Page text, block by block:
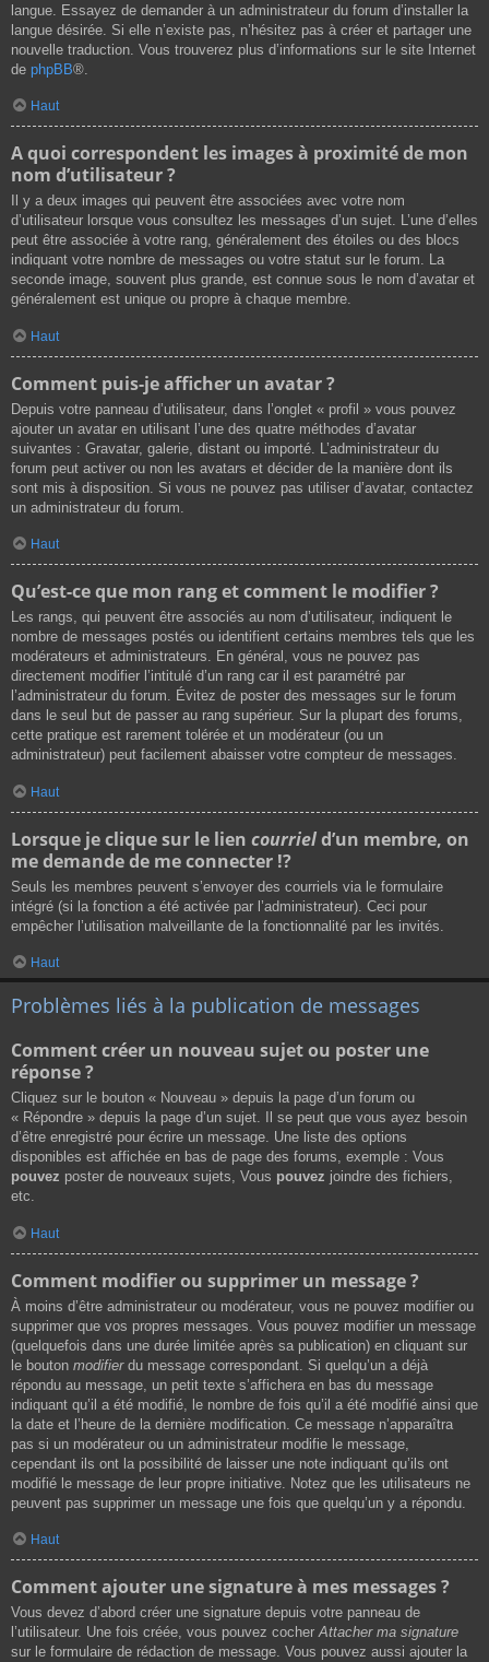
langue. Essayez de demander à un administrateur du forum d’installer la
langue désirée. Si elle n’existe pas, n’hésitez pas à créer et partager une
nouvelle traduction. Vous trouverez plus d’informations sur le site Internet
de phpBB®.
Haut
A quoi correspondent les images à proximité de mon
nom d’utilisateur ?
Il y a deux images qui peuvent être associées avec votre nom
d’utilisateur lorsque vous consultez les messages d’un sujet. L’une d’elles
peut être associée à votre rang, généralement des étoiles ou des blocs
indiquant votre nombre de messages ou votre statut sur le forum. La
seconde image, souvent plus grande, est connue sous le nom d’avatar et
généralement est unique ou propre à chaque membre.
Haut
Comment puis-je afficher un avatar ?
Depuis votre panneau d’utilisateur, dans l’onglet « profil » vous pouvez
ajouter un avatar en utilisant l’une des quatre méthodes d’avatar
suivantes : Gravatar, galerie, distant ou importé. L’administrateur du
forum peut activer ou non les avatars et décider de la manière dont ils
sont mis à disposition. Si vous ne pouvez pas utiliser d’avatar, contactez
un administrateur du forum.
Haut
Qu’est-ce que mon rang et comment le modifier ?
Les rangs, qui peuvent être associés au nom d’utilisateur, indiquent le
nombre de messages postés ou identifient certains membres tels que les
modérateurs et administrateurs. En général, vous ne pouvez pas
directement modifier l’intitulé d’un rang car il est paramétré par
l’administrateur du forum. Évitez de poster des messages sur le forum
dans le seul but de passer au rang supérieur. Sur la plupart des forums,
cette pratique est rarement tolérée et un modérateur (ou un
administrateur) peut facilement abaisser votre compteur de messages.
Haut
Lorsque je clique sur le lien courrield’un membre, on
me demande de me connecter !?
Seuls les membres peuvent s’envoyer des courriels via le formulaire
intégré (si la fonction a été activée par l’administrateur). Ceci pour
empêcher l’utilisation malveillante de la fonctionnalité par les invités.
Haut
Problèmes liés à la publication de messages
Comment créer un nouveau sujet ou poster une
réponse ?
Cliquez sur le bouton « Nouveau » depuis la page d’un forum ou
« Répondre » depuis la page d’un sujet. Il se peut que vous ayez besoin
d’être enregistré pour écrire un message. Une liste des options
disponibles est affichée en bas de page des forums, exemple : Vous
pouvez poster de nouveaux sujets, Vous pouvez joindre des fichiers,
etc.
Haut
Comment modifier ou supprimer un message ?
À moins d’être administrateur ou modérateur, vous ne pouvez modifier ou
supprimer que vos propres messages. Vous pouvez modifier un message
(quelquefois dans une durée limitée après sa publication) en cliquant sur
le bouton modifierdu message correspondant. Si quelqu’un a déjà
répondu au message, un petit texte s’affichera en bas du message
indiquant qu’il a été modifié, le nombre de fois qu’il a été modifié ainsi que
la date et l’heure de la dernière modification. Ce message n’apparaîtra
pas si un modérateur ou un administrateur modifie le message,
cependant ils ont la possibilité de laisser une note indiquant qu’ils ont
modifié le message de leur propre initiative. Notez que les utilisateurs ne
peuvent pas supprimer un message une fois que quelqu’un y a répondu.
Haut
Comment ajouter une signature à mes messages ?
Vous devez d’abord créer une signature depuis votre panneau de
l’utilisateur. Une fois créée, vous pouvez cocherAttacher ma signature
sur le formulaire de rédaction de message. Vous pouvez aussi ajouter la